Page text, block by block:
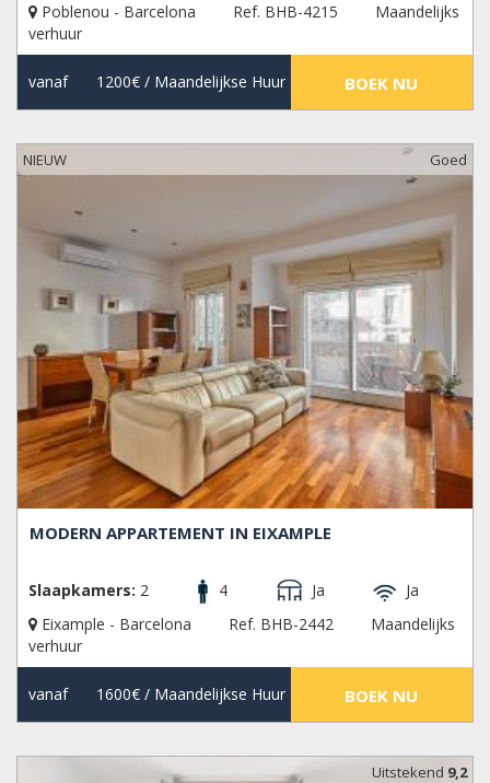
Poblenou - Barcelona
Ref. BHB-4215
Maandelijks
verhuur
vanaf 1200€/ Maandelijkse Huur BOEK NU
NIEUW Goed
MODERN APPARTEMENT IN EIXAMPLE
Slaapkamers: 2 4 Ja
Ja
Eixample - Barcelona
Ref. BHB-2442
Maandelijks
verhuur
vanaf 1600€/ Maandelijkse Huur BOEK NU
Uitstekend 9,2